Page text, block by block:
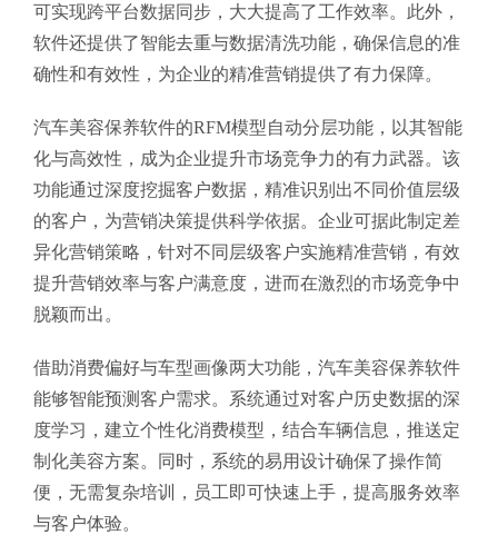
可实现跨平台数据同步，大大提高了工作效率。此外，
软件还提供了智能去重与数据清洗功能，确保信息的准
确性和有效性，为企业的精准营销提供了有力保障。
汽车美容保养软件的RFM模型自动分层功能，以其智能
化与高效性，成为企业提升市场竞争力的有力武器。该
功能通过深度挖掘客户数据，精准识别出不同价值层级
的客户，为营销决策提供科学依据。企业可据此制定差
异化营销策略，针对不同层级客户实施精准营销，有效
提升营销效率与客户满意度，进而在激烈的市场竞争中
脱颖而出。
借助消费偏好与车型画像两大功能，汽车美容保养软件
能够智能预测客户需求。系统通过对客户历史数据的深
度学习，建立个性化消费模型，结合车辆信息，推送定
制化美容方案。同时，系统的易用设计确保了操作简
便，无需复杂培训，员工即可快速上手，提高服务效率
与客户体验。